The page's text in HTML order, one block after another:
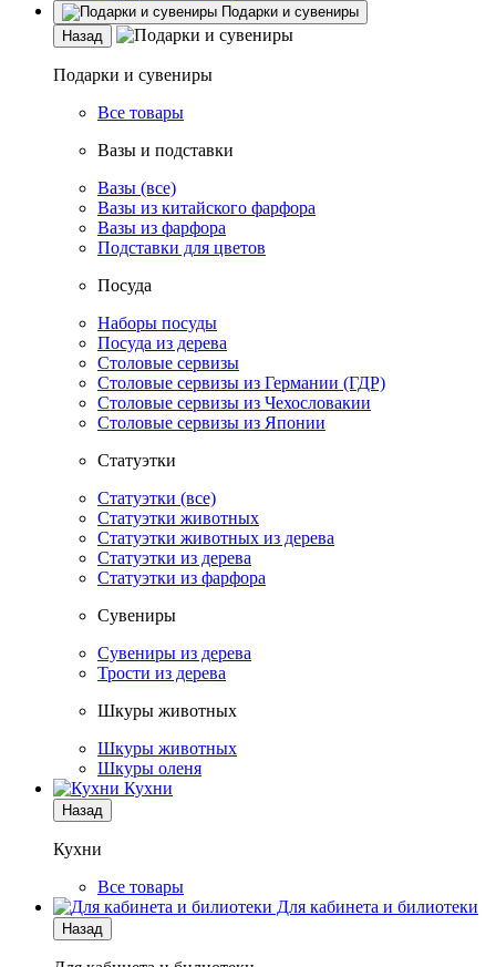
Подарки и сувениры
Назад
Подарки и сувениры
Все товары
Вазы и подставки
Вазы (все)
Вазы из китайского фарфора
Вазы из фарфора
Подставки для цветов
Посуда
Наборы посуды
Посуда из дерева
Столовые сервизы
Столовые сервизы из Германии (ГДР)
Столовые сервизы из Чехословакии
Столовые сервизы из Японии
Статуэтки
Статуэтки (все)
Статуэтки животных
Статуэтки животных из дерева
Статуэтки из дерева
Статуэтки из фарфора
Сувениры
Сувениры из дерева
Трости из дерева
Шкуры животных
Шкуры животных
Шкуры оленя
Кухни
Назад
Кухни
Все товары
Для кабинета и билиотеки
Назад